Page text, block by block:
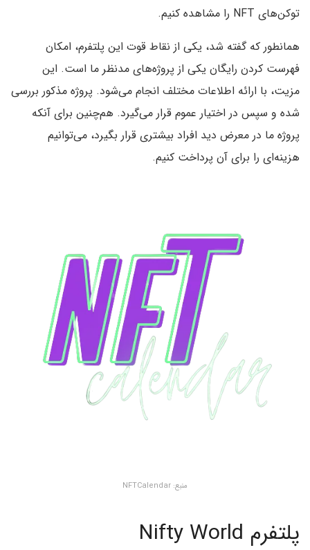
توکن‌های NFT را مشاهده کنیم.
همانطور که گفته شد، یکی از نقاط قوت این پلتفرم، امکان
فهرست کردن رایگان یکی از پروژه‌های مدنظر ما است. این
مزیت، با ارائه اطلاعات مختلف انجام می‌شود. پروژه مذکور بررسی
شده و سپس در اختیار عموم قرار می‌گیرد. هم‌چنین برای آنکه
پروژه ما در معرض دید افراد بیشتری قرار بگیرد، می‌توانیم
هزینه‌ای را برای آن پرداخت کنیم.
منبع: NFTCalendar
پلتفرم Nifty World